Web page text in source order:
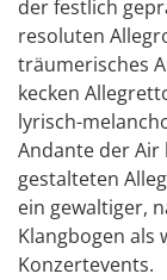
der festlich
resoluten
träumerisches
kecken
lyrisch-
Andante der
gestalteten
ein gewaltiger,
Klangbogen als
Konzertevents.